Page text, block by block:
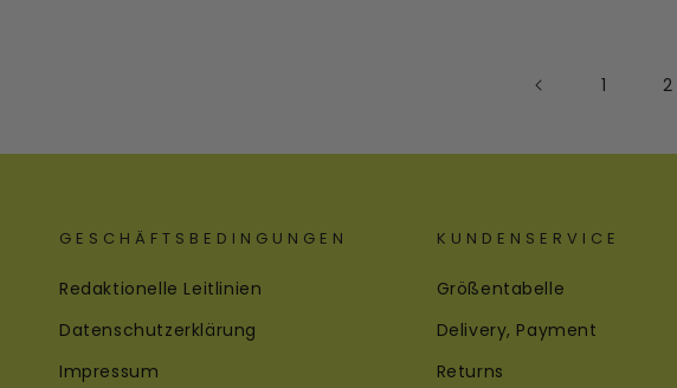
1 2
GESCHÄFTSBEDINGUNGEN
Redaktionelle Leitlinien
Datenschutzerklärung
Impressum
KUNDENSERVICE
Größentabelle
Delivery, Payment
Returns